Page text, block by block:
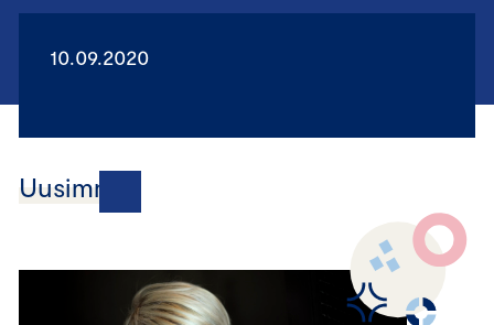
10.09.2020
Uusimmat